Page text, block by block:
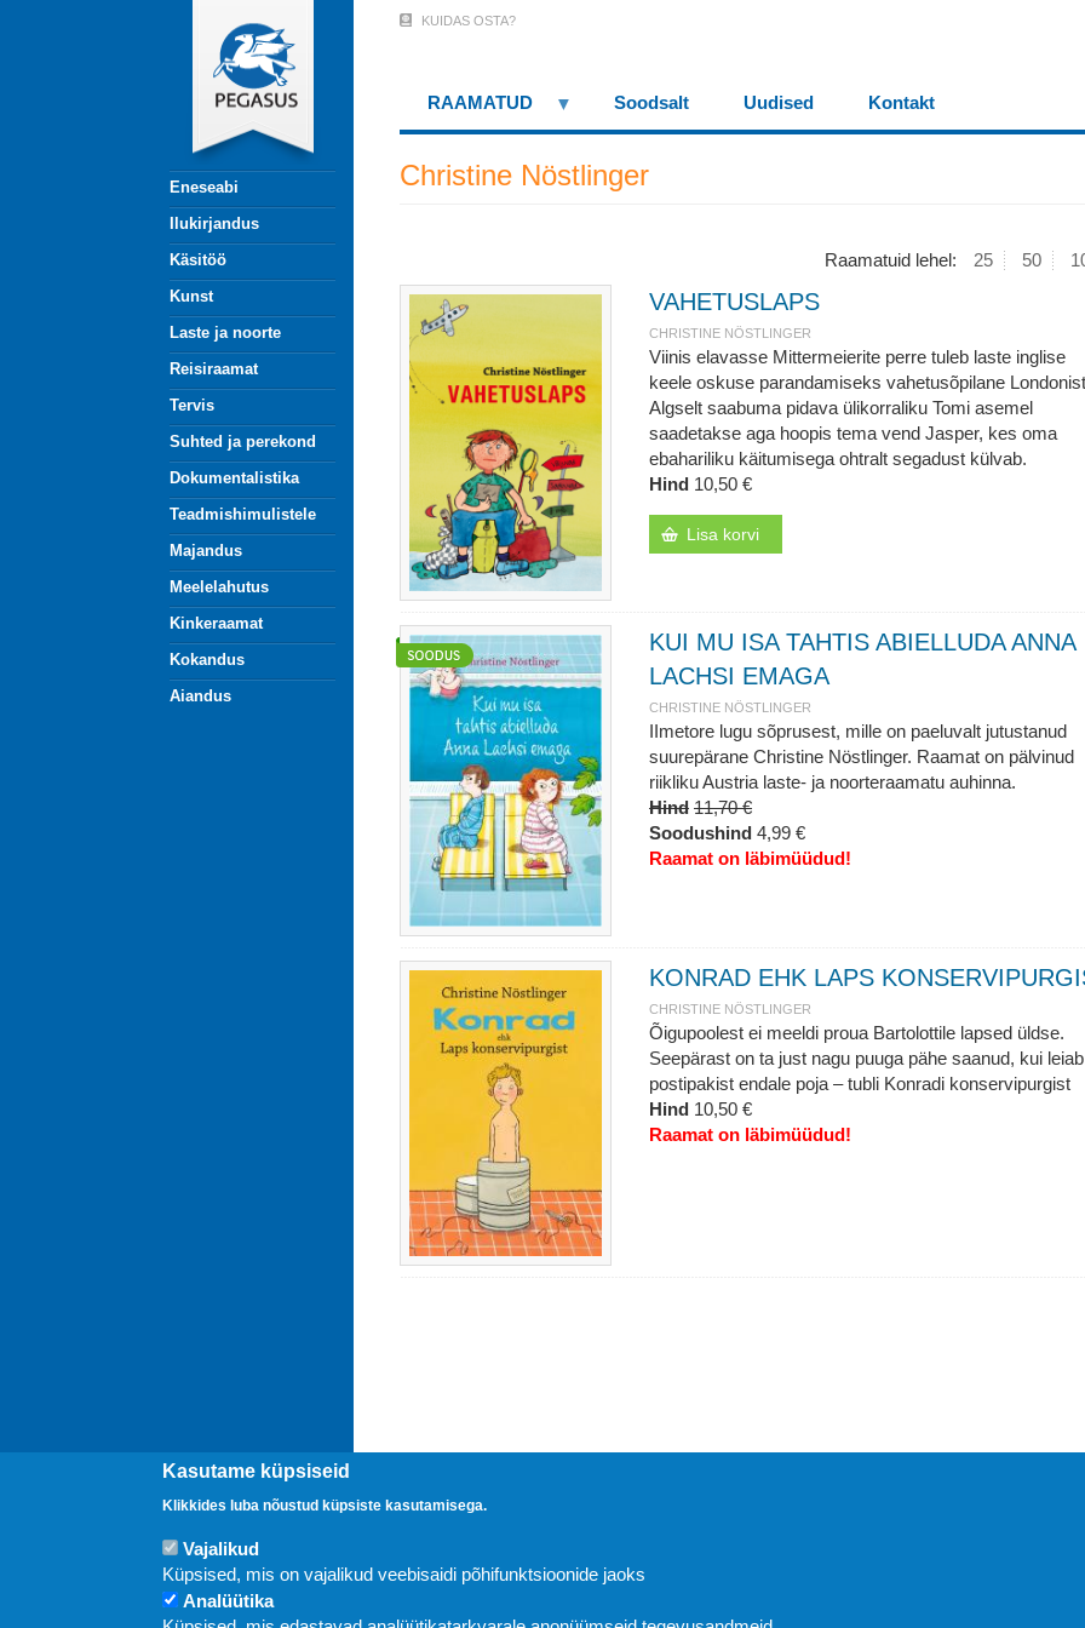
Eneseabi
Ilukirjandus
Käsitöö
Kunst
Laste ja noorte
Reisiraamat
Tervis
Suhted ja perekond
Dokumentalistika
Teadmishimulistele
Majandus
Meelelahutus
Kinkeraamat
Kokandus
Aiandus
Menu
(logged
KUIDAS OSTA?
RAAMATUD Soodsalt Uudised Kontakt
Christine Nöstlinger
Raamatuid lehel: 25 50
VAHETUSLAPS
CHRISTINE NÖSTLINGER
Viinis elavasse Mittermeierite perre tuleb laste inglise
keele oskuse parandamiseks vahetusõpilane
Algselt saabuma pidava ülikorraliku Tomi asemel
saadetakse aga hoopis tema vend Jasper, kes oma
ebahariliku käitumisega ohtralt segadust külvab.
Hind 10,50 €
Lisa korvi
KUI MU ISA TAHTIS ABIELLUDA ANNA
LACHSI EMAGA
CHRISTINE NÖSTLINGER
IImetore lugu sõprusest, mille on paeluvalt jutustanud
suurepärane Christine Nöstlinger. Raamat on pälvinud
riikliku Austria laste- ja noorteraamatu auhinna.
Hind 11,70 €
Soodushind 4,99 €
Raamat on läbimüüdud!
KONRAD EHK LAPS
CHRISTINE NÖSTLINGER
Õigupoolest ei meeldi proua Bartolottile lapsed üldse.
Seepärast on ta just nagu puuga pähe saanud, kui leiab
postipakist endale poja – tubli Konradi konservipurgist
Hind 10,50 €
Raamat on läbimüüdud!
Kasutame küpsiseid
Klikkides luba nõustud küpsiste kasutamisega.
Vajalikud
Küpsised, mis on vajalikud veebisaidi põhifunktsioonide jaoks
Analüütika